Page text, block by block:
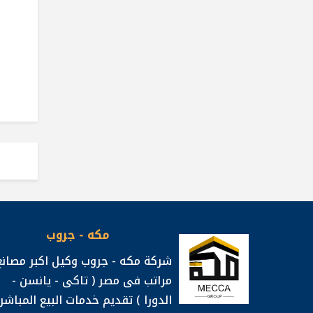
مكه - جروب
شركة مكه - جروب وكيل اكبر
مراتب فى مصر ( تاكى - يانسن -
الدورا ) تقديم خدمات البيع المباشر